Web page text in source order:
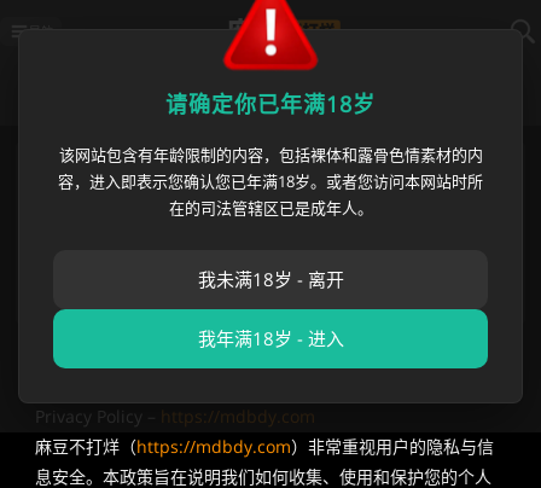
隐私策略
麻豆不打烊国内最新地址https://mdbdy012.com
麻豆不打烊海外永久地址https://mdbdy.com
播放异常? 请刷新或使用 麻豆不打烊app
发邮件获取 最新网址 👇长按复制保存👇
Privacy Policy – https://mdbdy.com
麻豆不打烊（https://mdbdy.com）非常重视用户的隐私与信
息安全。本政策旨在说明我们如何收集、使用和保护您的个人
请确定你已年满18岁
该网站包含有年龄限制的内容，包括裸体和露骨色情素材的内
容，进入即表示您确认您已年满18岁。或者您访问本网站时所
在的司法管辖区已是成年人。
我未满18岁 - 离开
我年满18岁 - 进入